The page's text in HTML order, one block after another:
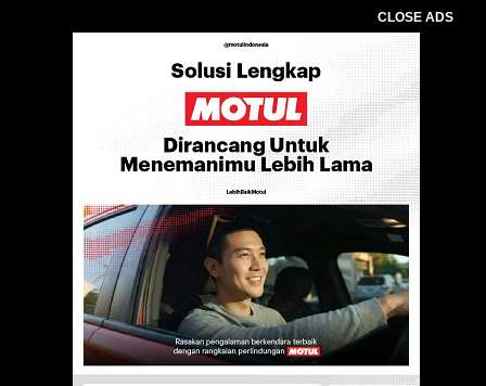
CLOSE ADS